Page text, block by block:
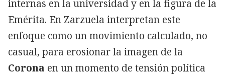
internas en la universidad y en la figura de la
Emérita. En Zarzuela interpretan este
enfoque como un movimiento calculado, no
casual, para erosionar la imagen de la
Corona en un momento de tensión política